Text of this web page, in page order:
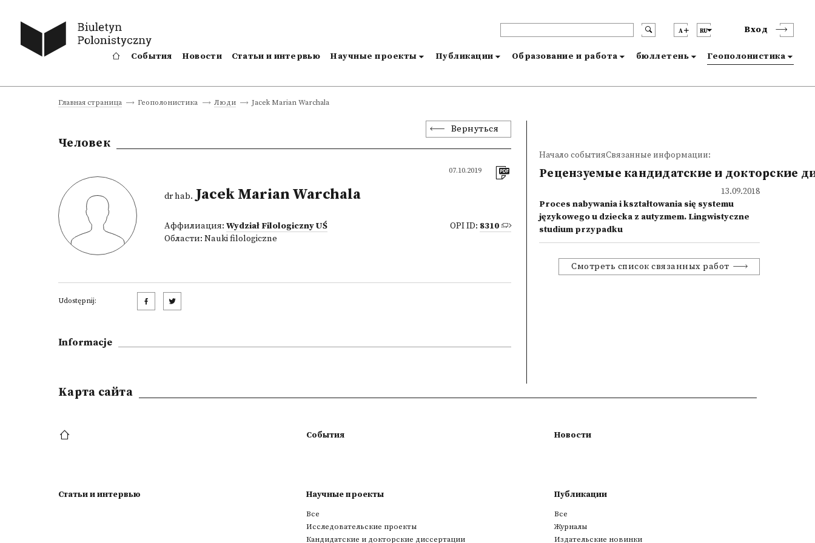
A RU Вход
События Новости Статьи и интервью Научные проекты Публикации Образование и работа бюллетень Геополонистика
Главная страница Геополонистика Люди Jacek Marian Warchala
Вернуться
Человек
07.10.2019
dr hab. Jacek Marian Warchala
Аффилиация: Wydział Filologiczny UŚ
Области: Nauki filologiczne
OPI ID: 8310
Udostępnij:
Informacje
Начало событияСвязанные информации:
Рецензуемые кандидатские и докторские
13.09.2018
Proces nabywania i kształtowania się systemu
językowego u dziecka z autyzmem. Lingwistyczne
studium przypadku
Смотреть список связанных работ
Kарта сайта
События Новости
Статьи и интервью Научные проекты
Все
Исследовательские проекты
Кандидатские и докторские диссертации
Публикации
Все
Журналы
Издательские новинки